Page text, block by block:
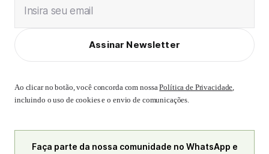
Insira seu email
Assinar Newsletter
Ao clicar no botão, você concorda com nossaPolítica de Privacidade,
incluindo o uso de cookies e o envio de comunicações.
Faça parte da nossa comunidade no WhatsApp e